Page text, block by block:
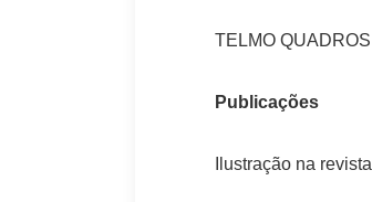
TELMO
Publicações
Ilustração na